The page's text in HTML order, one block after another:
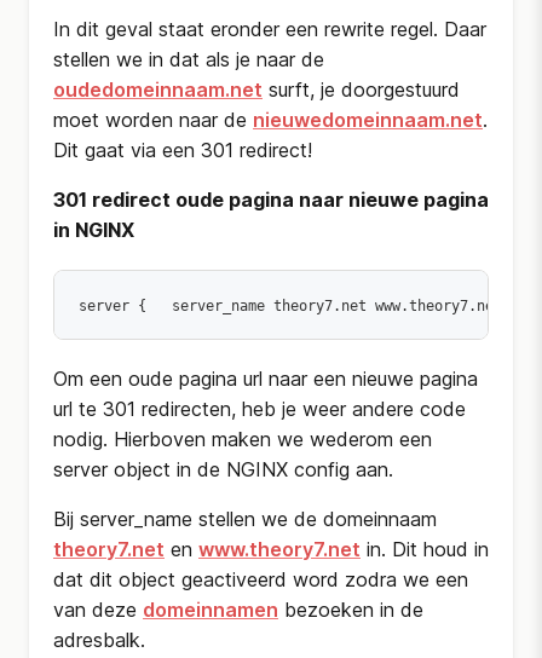
In dit geval staat eronder een rewrite regel. Daar
stellen we in dat als je naar de
oudedomeinnaam.net surft, je doorgestuurd
moet worden naar de nieuwedomeinnaam.net.
Dit gaat via een 301 redirect!
301 redirect oude pagina naar nieuwe pagina
in NGINX
server { server_name theory7.net www.theory7.net;
Om een oude pagina url naar een nieuwe pagina
url te 301 redirecten, heb je weer andere code
nodig. Hierboven maken we wederom een
server object in de NGINX config aan.
Bij server_name stellen we de domeinnaam
theory7.net en www.theory7.net in. Dit houd in
dat dit object geactiveerd word zodra we een
van deze domeinnamen bezoeken in de
adresbalk.